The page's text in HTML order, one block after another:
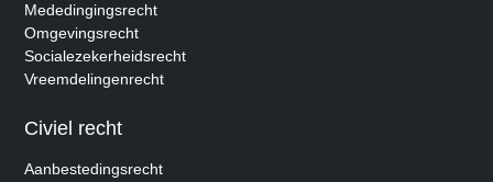
Mededingingsrecht
Omgevingsrecht
Socialezekerheidsrecht
Vreemdelingenrecht
Civiel recht
Aanbestedingsrecht